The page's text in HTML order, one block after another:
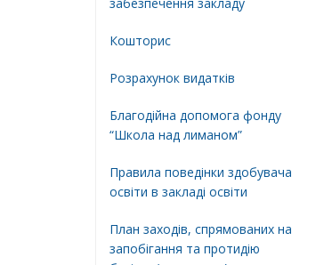
Кошторис
Розрахунок видатків
Благодійна допомога фонду
“Школа над лиманом”
Правила поведінки здобувача
освіти в закладі освіти
План заходів, спрямованих на
запобігання та протидію